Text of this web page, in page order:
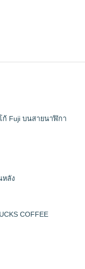
ก้ Fuji บนสายนาฬิกา
หลัง
COFFEE